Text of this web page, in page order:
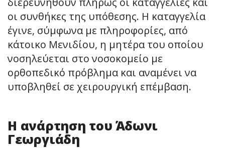
οι συνθήκες της υπόθεσης. Η καταγγελία
έγινε, σύμφωνα με πληροφορίες, από
κάτοικο Μενιδίου, η μητέρα του οποίου
νοσηλεύεται στο νοσοκομείο με
ορθοπεδικό πρόβλημα και αναμένει να
υποβληθεί σε χειρουργική επέμβαση.
Η ανάρτηση του Άδωνι
Γεωργιάδη